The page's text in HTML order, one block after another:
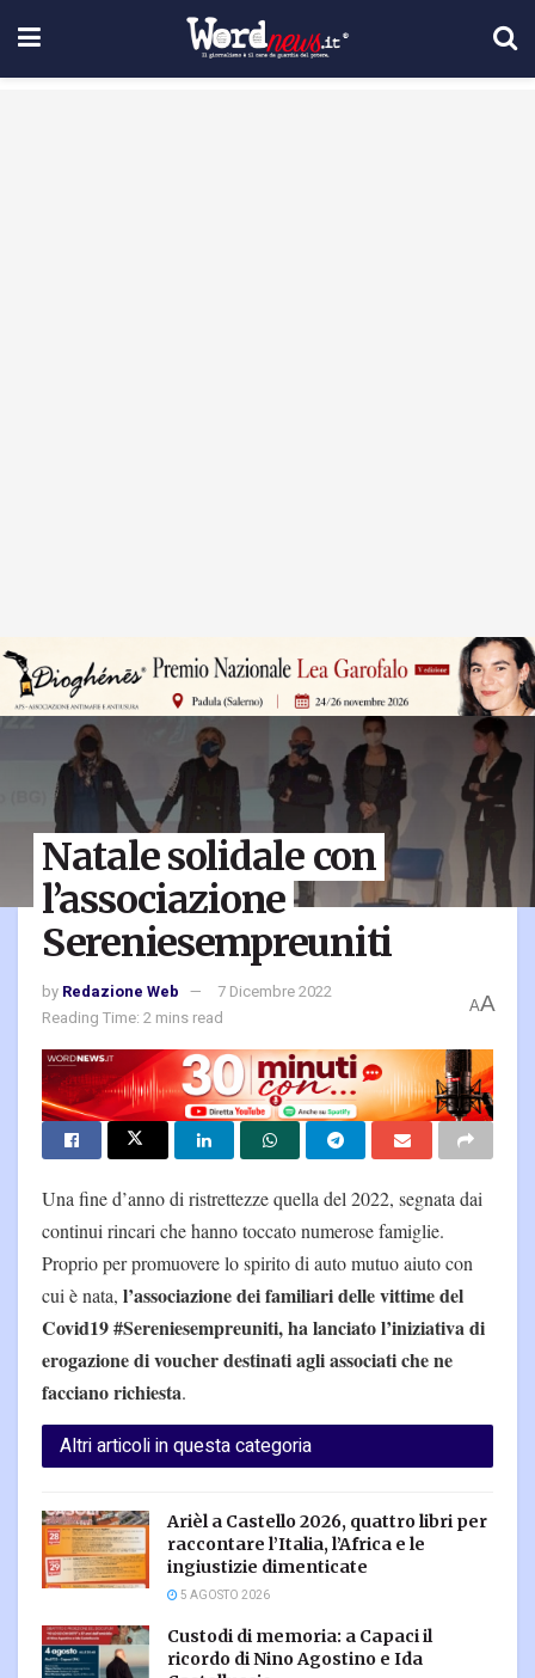
Natale solidale con
l’associazione
Sereniesempreuniti
by Redazione Web
7 Dicembre 2022
Reading Time: 2 mins read
AA
Una fine d’anno di ristrettezze quella del 2022, segnata dai
continui rincari che hanno toccato numerose famiglie.
Proprio per promuovere lo spirito di auto mutuo aiuto con
cui è nata, l’associazione dei familiari delle vittime del
Covid19 #Sereniesempreuniti, ha lanciato l’iniziativa di
erogazione di voucher destinati agli associati che ne
facciano richiesta.
Altri articoli in questa categoria
Arièl a Castello 2026, quattro libri per
raccontare l’Italia, l’Africa e le
ingiustizie dimenticate
5 AGOSTO 2026
Custodi di memoria: a Capaci il
ricordo di Nino Agostino e Ida